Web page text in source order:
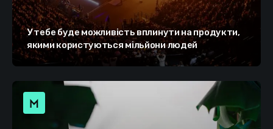
У тебе буде можливість вплинути на продукти,
якими користуються мільйони людей